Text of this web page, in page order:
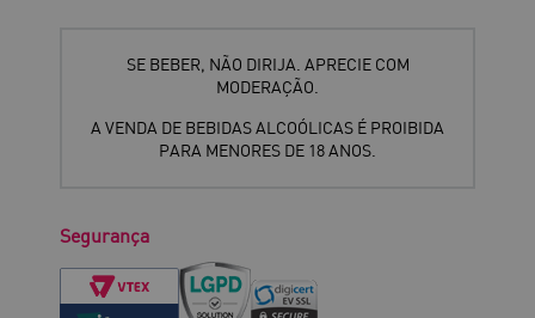
SE BEBER, NÃO DIRIJA. APRECIE COM
MODERAÇÃO.
A VENDA DE BEBIDAS ALCOÓLICAS É PROIBIDA
PARA MENORES DE 18 ANOS.
Segurança